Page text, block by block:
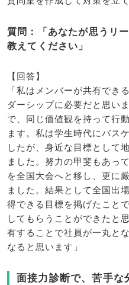
質問：「あなたが思うリ
教えてください」
【回答】
「私はメンバーが共有でき
ダーシップに必要だと思い
で、同じ価値観を持って行
ます。私は学生時代にバス
したが、身近な目標として
ました。努力の甲斐もあっ
を全国大会へと移し、更に
ました。結果として全国出
得できる目標を掲げたこと
してもらうことができたと
有することで社員が一丸と
なると思います」
面接力診断で、苦手な